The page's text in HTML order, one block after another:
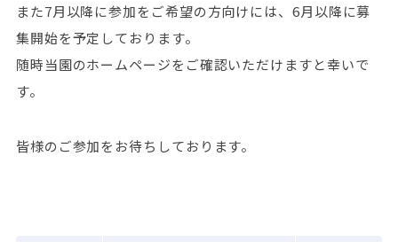
また7月以降に参加をご希望の方向けには、6月以降に募
集開始を予定しております。
随時当園のホームページをご確認いただけますと幸いで
す。
皆様のご参加をお待ちしております。